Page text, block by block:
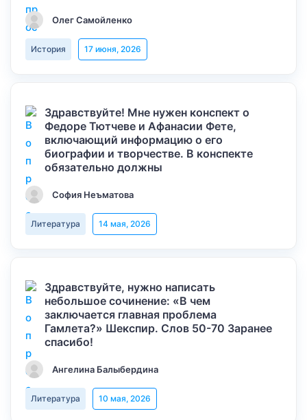
Олег Самойленко
История 17 июня, 2026
Здравствуйте! Мне нужен конспект о
Федоре Тютчеве и Афанасии Фете,
включающий информацию о его
биографии и творчестве. В конспекте
обязательно должны
София Неъматова
Литература 14 мая, 2026
Здравствуйте, нужно написать
небольшое сочинение: «В чем
заключается главная проблема
Гамлета?» Шекспир. Слов 50-70 Заранее
спасибо!
Ангелина Балыбердина
Литература 10 мая, 2026